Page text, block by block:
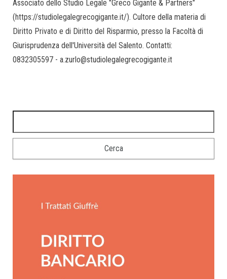
Associato dello Studio Legale "Greco Gigante & Partners"
(https://studiolegalegrecogigante.it/). Cultore della materia di
Diritto Privato e di Diritto del Risparmio, presso la Facoltà di
Giurisprudenza dell'Università del Salento. Contatti:
0832305597 - a.zurlo@studiolegalegrecogigante.it